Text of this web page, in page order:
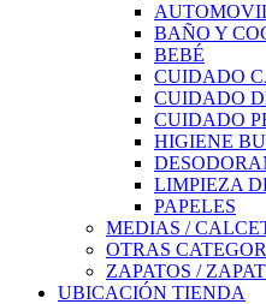
BAÑO Y
BEBÉ
CUIDADO
CUIDADO
CUIDADO
HIGIENE
LIMPIEZA
PAPELES
MEDIAS /
OTRAS
ZAPATOS /
UBICACIÓN TIENDA